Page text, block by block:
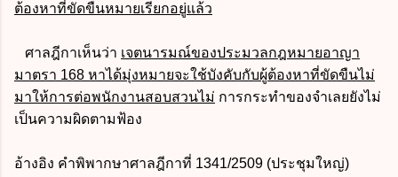
ต้องหาที่ขัดขืนหมายเรียกอยู่แล้ว
ศาลฎีกาเห็นว่า เจตนารมณ์ของประมวลกฎหมายอาญา
มาตรา 168 หาได้มุ่งหมายจะใช้บังคับกับผู้ต้องหาที่ขัดขืนไม่
มาให้การต่อพนักงานสอบสวนไม่ การกระทำของจำเลยยังไม่
เป็นความผิดตามฟ้อง
อ้างอิง คำพิพากษาศาลฎีกาที่ 1341/2509 (ประชุมใหญ่)